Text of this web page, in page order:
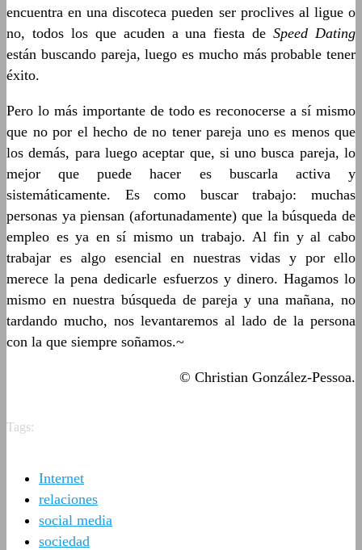
encuentra en una discoteca pueden ser proclives al ligue o
no, todos los que acuden a una fiesta deSpeed Dating
están buscando pareja, luego es mucho más probable tener
éxito.
Pero lo más importante de todo es reconocerse a sí mismo
que no por el hecho de no tener pareja uno es menos que
los demás, para luego aceptar que, si uno busca pareja, lo
mejor que puede hacer es buscarla activa y
sistemáticamente. Es como buscar trabajo: muchas
personas ya piensan (afortunadamente) que la búsqueda de
empleo es ya en sí mismo un trabajo. Al fin y al cabo
trabajar es algo esencial en nuestras vidas y por ello
merece la pena dedicarle esfuerzos y dinero. Hagamos lo
mismo en nuestra búsqueda de pareja y una mañana, no
tardando mucho, nos levantaremos al lado de la persona
con la que siempre soñamos.~
© Christian González-Pessoa.
Tags:
Internet
relaciones
social media
sociedad